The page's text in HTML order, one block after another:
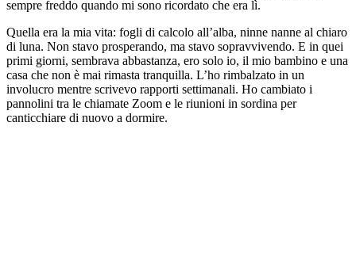
sempre freddo quando mi sono ricordato che era lì.
Quella era la mia vita: fogli di calcolo all’alba, ninne nanne al chiaro
di luna. Non stavo prosperando, ma stavo sopravvivendo. E in quei
primi giorni, sembrava abbastanza, ero solo io, il mio bambino e una
casa che non è mai rimasta tranquilla. L’ho rimbalzato in un
involucro mentre scrivevo rapporti settimanali. Ho cambiato i
pannolini tra le chiamate Zoom e le riunioni in sordina per
canticchiare di nuovo a dormire.